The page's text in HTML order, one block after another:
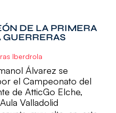
DE LA PRIMERA
Iberdrola
Álvarez se
el Campeonato del
de AtticGo Elche,
Valladolid